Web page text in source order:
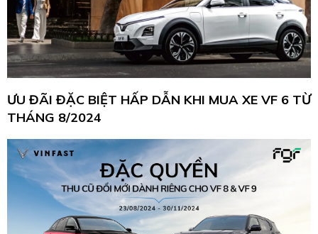
ƯU ĐÃI ĐẶC BIỆT HẤP DẪN KHI MUA XE VF 6 TỪ
THÁNG 8/2024